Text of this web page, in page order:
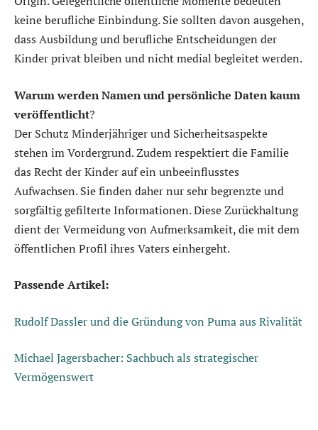
keine berufliche Einbindung. Sie sollten davon ausgehen,
dass Ausbildung und berufliche Entscheidungen der
Kinder privat bleiben und nicht medial begleitet werden.
Warum werden Namen und persönliche Daten kaum
veröffentlicht?
Der Schutz Minderjähriger und Sicherheitsaspekte
stehen im Vordergrund. Zudem respektiert die Familie
das Recht der Kinder auf ein unbeeinflusstes
Aufwachsen. Sie finden daher nur sehr begrenzte und
sorgfältig gefilterte Informationen. Diese Zurückhaltung
dient der Vermeidung von Aufmerksamkeit, die mit dem
öffentlichen Profil ihres Vaters einhergeht.
Passende Artikel:
Rudolf Dassler und die Gründung von Puma aus Rivalität
Michael Jagersbacher: Sachbuch als strategischer
Vermögenswert